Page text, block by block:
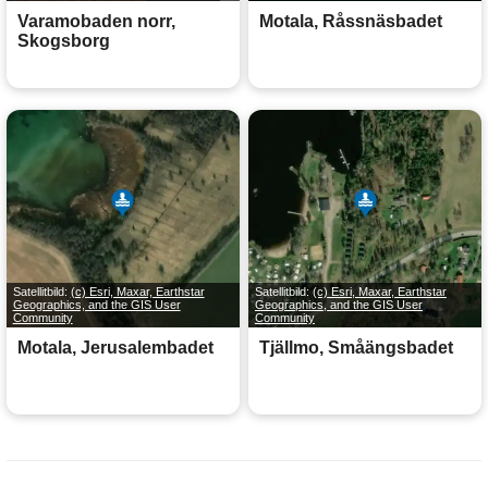
Varamobaden norr,
Skogsborg
Motala, Råssnäsbadet
Satellitbild: (c) Esri, Maxar, Earthstar
Geographics, and the GIS User
Community
Motala, Jerusalembadet
Satellitbild: (c) Esri, Maxar, Earthstar
Geographics, and the GIS User
Community
Tjällmo, Småängsbadet